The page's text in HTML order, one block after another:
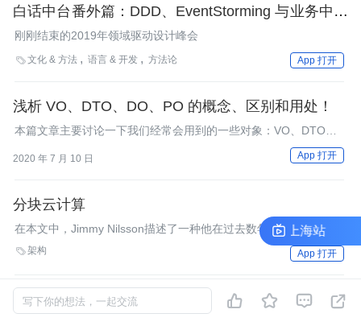
个团队前后端分离改造的实践经历，介绍一下如何打造一个前后端
白话中台番外篇：DDD、EventStorming 与业务中台
（二）
刚刚结束的2019年领域驱动设计峰会
文化 & 方法 语言 & 开发 方法论 App 打开
浅析 VO、DTO、DO、PO 的概念、区别和用处！
本篇文章主要讨论一下我们经常会用到的一些对象：VO、DTO、
首先对上述的概念进行一个简单描述，名字只是个标识，我们重点
2020 年 7 月 10 日 App 打开
分块云计算
在本文中，Jimmy Nilsson描述了一种他在过去数年间观察到的一
种正在缓慢成长的架构风格，他把这种风格称为“分块云计算”。
架构 App 打开
微软发布 Web Service Software Factory 的
Modeling Edition
写下你的想法，一起交流    
演讲经验交流会｜ArchSummit 上海站